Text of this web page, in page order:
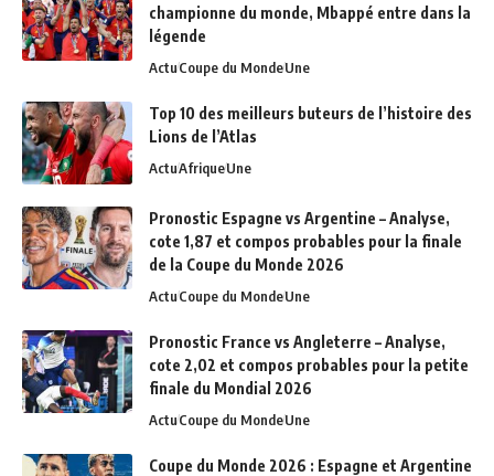
championne du monde, Mbappé entre dans la
légende
ActuCoupe du MondeUne
Top 10 des meilleurs buteurs de l’histoire des
Lions de l’Atlas
ActuAfriqueUne
Pronostic Espagne vs Argentine – Analyse,
cote 1,87 et compos probables pour la finale
de la Coupe du Monde 2026
ActuCoupe du MondeUne
Pronostic France vs Angleterre – Analyse,
cote 2,02 et compos probables pour la petite
finale du Mondial 2026
ActuCoupe du MondeUne
Coupe du Monde 2026 : Espagne et Argentine